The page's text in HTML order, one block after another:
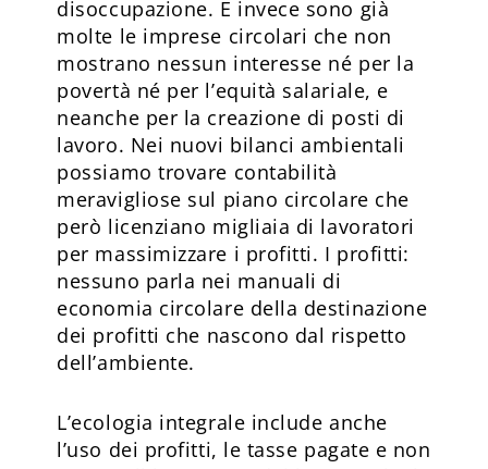
disoccupazione. E invece sono già
molte le imprese circolari che non
mostrano nessun interesse né per la
povertà né per l’equità salariale, e
neanche per la creazione di posti di
lavoro. Nei nuovi bilanci ambientali
possiamo trovare contabilità
meravigliose sul piano circolare che
però licenziano migliaia di lavoratori
per massimizzare i profitti. I profitti:
nessuno parla nei manuali di
economia circolare della destinazione
dei profitti che nascono dal rispetto
dell’ambiente.
L’ecologia integrale include anche
l’uso dei profitti, le tasse pagate e non